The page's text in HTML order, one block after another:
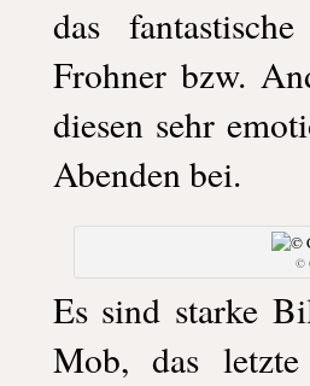
das
Frohner bzw.
diesen sehr
Abenden bei.
©
Es sind starke
Mob, das